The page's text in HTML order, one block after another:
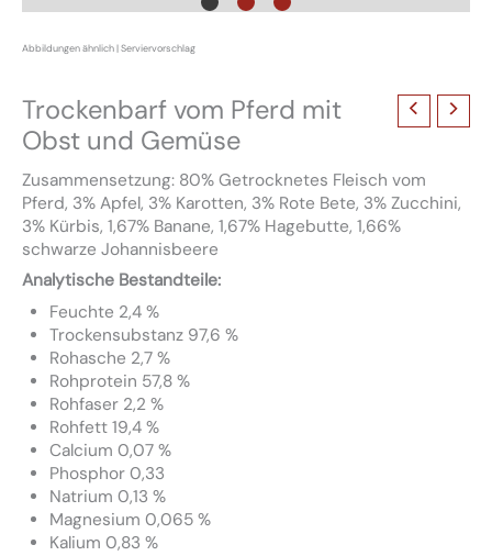
Trockenbarf vom Pferd mit
Obst und Gemüse
Zusammensetzung: 80% Getrocknetes Fleisch vom
Pferd, 3% Apfel, 3% Karotten, 3% Rote Bete, 3% Zucchini,
3% Kürbis, 1,67% Banane, 1,67% Hagebutte, 1,66%
schwarze Johannisbeere
Analytische Bestandteile:
Feuchte 2,4 %
Trockensubstanz 97,6 %
Rohasche 2,7 %
Rohprotein 57,8 %
Rohfaser 2,2 %
Rohfett 19,4 %
Calcium 0,07 %
Phosphor 0,33
Natrium 0,13 %
Magnesium 0,065 %
Kalium 0,83 %